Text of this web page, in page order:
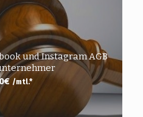
und Instagram AGB
€ /mtl.*